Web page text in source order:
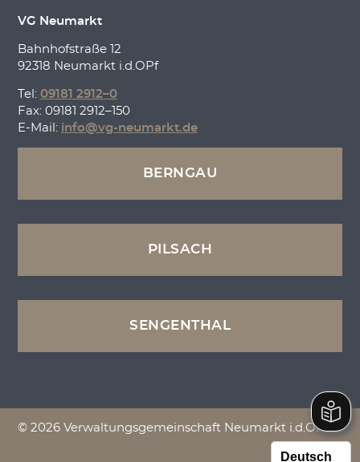
VG Neumarkt
Bahnhofstraße 12
92318 Neumarkt i.d.OPf
Tel: 09181 2912–0
Fax: 09181 2912–150
E-Mail: info@vg-neumarkt.de
BERNGAU
PILSACH
SENGENTHAL
© 2026 Verwaltungsgemeinschaft Neumarkt i.d.OPf.